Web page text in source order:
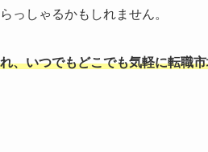
っしゃるかもしれません。
、いつでもどこでも気軽に転職